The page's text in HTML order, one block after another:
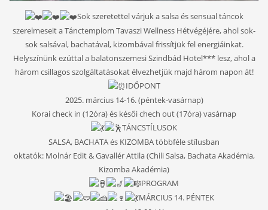
Sok szeretettel várjuk a salsa és sensual táncok
szerelmeseit a Tánctemplom Tavaszi Wellness Hétvégéjére, ahol sok-
sok salsával, bachatával, kizombával frissítjük fel energiáinkat.
Helyszínünk ezúttal a balatonszemesi Szindbád Hotel*** lesz, ahol a
három csillagos szolgáltatásokat élvezhetjük majd három napon át!
IDŐPONT
2025. március 14-16. (péntek-vasárnap)
Korai check in (12óra) és késői chech out (17óra) vasárnap
TÁNCSTÍLUSOK
SALSA, BACHATA és KIZOMBA többféle stílusban
oktatók: Molnár Edit & Gavallér Attila (Chili Salsa, Bachata Akadémia,
Kizomba Akadémia)
PROGRAM
MÁRCIUS 14.PÉNTEK